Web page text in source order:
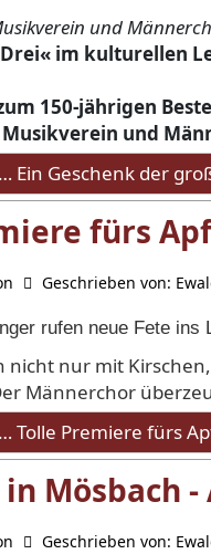
und
im kulturellen
150-jährigen
und
Ein Geschenk der
fürs
Geschrieben von:
rufen neue Fete
nicht nur mit
Männerchor
Tolle Premiere fürs
Mösbach -
Geschrieben von: